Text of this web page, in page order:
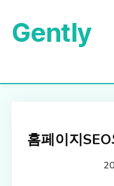
Gently
홈페이지